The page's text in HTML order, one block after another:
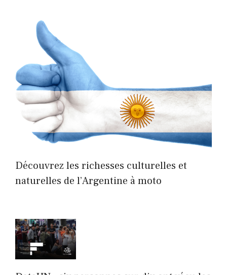
Découvrez les richesses culturelles et
naturelles de l’Argentine à moto